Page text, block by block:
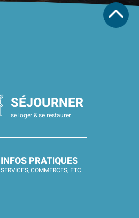
SÉJOURNER
se loger & se restaurer
INFOS PRATIQUES
SERVICES, COMMERCES, ETC